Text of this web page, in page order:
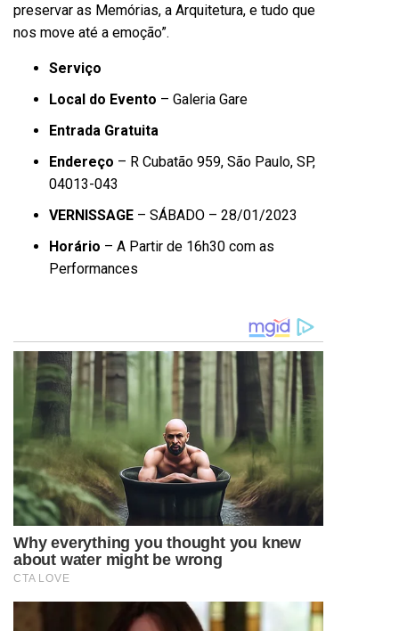
preservar as Memórias, a Arquitetura, e tudo que
nos move até a emoção”.
Serviço
Local do Evento – Galeria Gare
Entrada Gratuita
Endereço – R Cubatão 959, São Paulo, SP,
04013-043
VERNISSAGE – SÁBADO – 28/01/2023
Horário – A Partir de 16h30 com as
Performances